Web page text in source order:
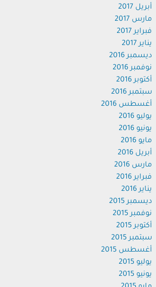
أبريل 2017
مارس 2017
فبراير 2017
يناير 2017
ديسمبر 2016
نوفمبر 2016
أكتوبر 2016
سبتمبر 2016
أغسطس 2016
يوليو 2016
يونيو 2016
مايو 2016
أبريل 2016
مارس 2016
فبراير 2016
يناير 2016
ديسمبر 2015
نوفمبر 2015
أكتوبر 2015
سبتمبر 2015
أغسطس 2015
يوليو 2015
يونيو 2015